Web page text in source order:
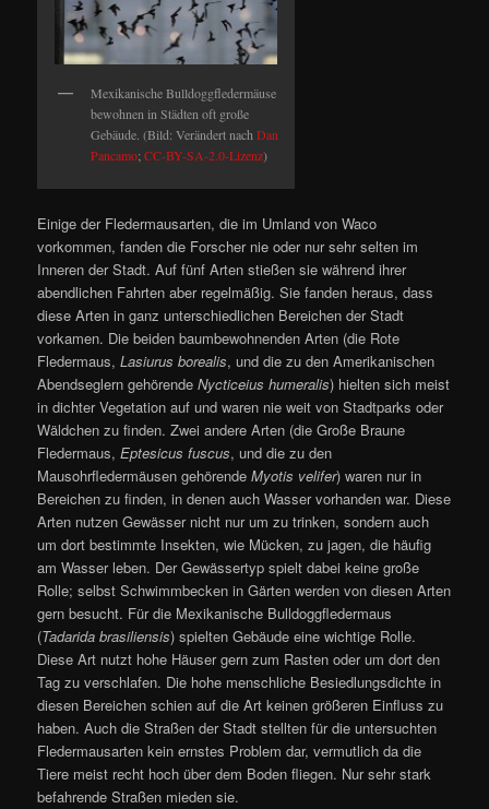
Mexikanische Bulldoggfledermäuse
bewohnen in Städten oft große
Gebäude. (Bild: Verändert nachDan
Pancamo;CC-BY-SA-2.0-Lizenz)
Einige der Fledermausarten, die im Umland von Waco
vorkommen, fanden die Forscher nie oder nur sehr selten im
Inneren der Stadt. Auf fünf Arten stießen sie während ihrer
abendlichen Fahrten aber regelmäßig. Sie fanden heraus, dass
diese Arten in ganz unterschiedlichen Bereichen der Stadt
vorkamen. Die beiden baumbewohnenden Arten (die Rote
Fledermaus,Lasiurus borealis, und die zu den Amerikanischen
Abendseglern gehörendeNycticeius humeralis) hielten sich meist
in dichter Vegetation auf und waren nie weit von Stadtparks oder
Wäldchen zu finden. Zwei andere Arten (die Große Braune
Fledermaus,Eptesicus fuscus, und die zu den
Mausohrfledermäusen gehörendeMyotis velifer) waren nur in
Bereichen zu finden, in denen auch Wasser vorhanden war. Diese
Arten nutzen Gewässer nicht nur um zu trinken, sondern auch
um dort bestimmte Insekten, wie Mücken, zu jagen, die häufig
am Wasser leben. Der Gewässertyp spielt dabei keine große
Rolle; selbst Schwimmbecken in Gärten werden von diesen Arten
gern besucht. Für die Mexikanische Bulldoggfledermaus
(Tadarida brasiliensis) spielten Gebäude eine wichtige Rolle.
Diese Art nutzt hohe Häuser gern zum Rasten oder um dort den
Tag zu verschlafen. Die hohe menschliche Besiedlungsdichte in
diesen Bereichen schien auf die Art keinen größeren Einfluss zu
haben. Auch die Straßen der Stadt stellten für die untersuchten
Fledermausarten kein ernstes Problem dar, vermutlich da die
Tiere meist recht hoch über dem Boden fliegen. Nur sehr stark
befahrende Straßen mieden sie.